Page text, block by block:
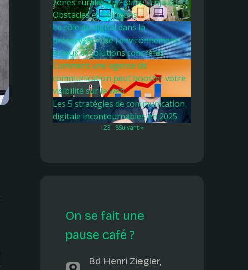
Obstacles et Solutions
Le rôle du digital dans la
préservation de l'environnement :
enjeux et solutions concrètes
Comment une agence de
communication peut booster votre
visibilité sur le web
Les 5 stratégies de communication
digitale incontournables en 2025
123 8Suivant »
On se fait une
pause café ?
Bd Henri Ziegler,